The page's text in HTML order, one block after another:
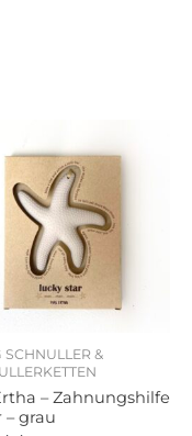
SCHNULLER &
– Zahnungshilfe
– grau